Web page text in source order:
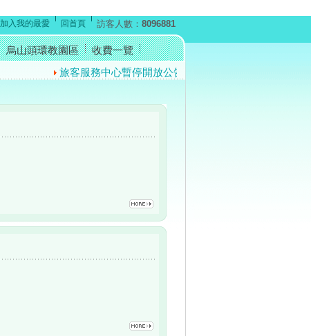
加入我的最愛 回首頁 訪客人數： 8096881
烏山頭環教園區
收費一覽
旅客服務中心暫停開放公告